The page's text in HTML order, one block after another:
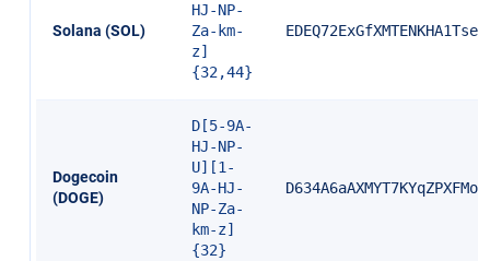
Solana (SOL)
HJ-NP-
Za-km-
z]
{32,44}
Dogecoin
(DOGE)
D[5-9A-
HJ-NP-
U][1-
9A-HJ-
NP-Za-
km-z]
{32}